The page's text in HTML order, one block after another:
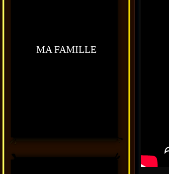
MA FAMILLE